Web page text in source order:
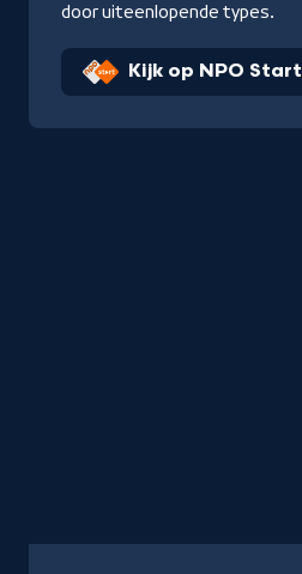
door uiteenlopende types.
Kijk op NPO Start